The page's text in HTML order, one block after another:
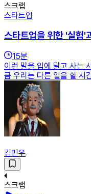
스크랩
스타트업
스타트업을 위한 '실험'
15분
이런 말을 입에 달고 사는
큼 우리는 다른 일을 할 시
김민우
스크랩